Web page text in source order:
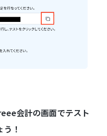
会計の画面でテスト
！